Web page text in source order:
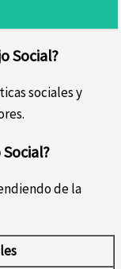
Social?
sociales y
de la